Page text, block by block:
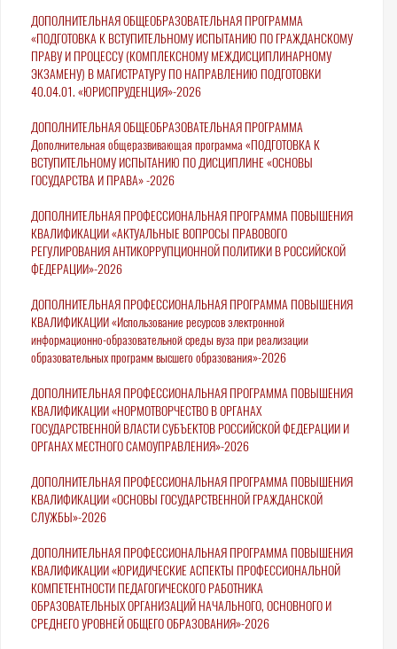
ДОПОЛНИТЕЛЬНАЯ ОБЩЕОБРАЗОВАТЕЛЬНАЯ ПРОГРАММА
«ПОДГОТОВКА К ВСТУПИТЕЛЬНОМУ ИСПЫТАНИЮ ПО ГРАЖДАНСКОМУ
ПРАВУ И ПРОЦЕССУ (КОМПЛЕКСНОМУ МЕЖДИСЦИПЛИНАРНОМУ
ЭКЗАМЕНУ) В МАГИСТРАТУРУ ПО НАПРАВЛЕНИЮ ПОДГОТОВКИ
40.04.01. «ЮРИСПРУДЕНЦИЯ»-2026
ДОПОЛНИТЕЛЬНАЯ ОБЩЕОБРАЗОВАТЕЛЬНАЯ ПРОГРАММА
Дополнительная общеразвивающая программа «ПОДГОТОВКА К
ВСТУПИТЕЛЬНОМУ ИСПЫТАНИЮ ПО ДИСЦИПЛИНЕ «ОСНОВЫ
ГОСУДАРСТВА И ПРАВА» -2026
ДОПОЛНИТЕЛЬНАЯ ПРОФЕССИОНАЛЬНАЯ ПРОГРАММА ПОВЫШЕНИЯ
КВАЛИФИКАЦИИ «АКТУАЛЬНЫЕ ВОПРОСЫ ПРАВОВОГО
РЕГУЛИРОВАНИЯ АНТИКОРРУПЦИОННОЙ ПОЛИТИКИ В РОССИЙСКОЙ
ФЕДЕРАЦИИ»-2026
ДОПОЛНИТЕЛЬНАЯ ПРОФЕССИОНАЛЬНАЯ ПРОГРАММА ПОВЫШЕНИЯ
КВАЛИФИКАЦИИ «Использование ресурсов электронной
информационно-образовательной среды вуза при реализации
образовательных программ высшего образования»-2026
ДОПОЛНИТЕЛЬНАЯ ПРОФЕССИОНАЛЬНАЯ ПРОГРАММА ПОВЫШЕНИЯ
КВАЛИФИКАЦИИ «НОРМОТВОРЧЕСТВО В ОРГАНАХ
ГОСУДАРСТВЕННОЙ ВЛАСТИ СУБЪЕКТОВ РОССИЙСКОЙ ФЕДЕРАЦИИ И
ОРГАНАХ МЕСТНОГО САМОУПРАВЛЕНИЯ»-2026
ДОПОЛНИТЕЛЬНАЯ ПРОФЕССИОНАЛЬНАЯ ПРОГРАММА ПОВЫШЕНИЯ
КВАЛИФИКАЦИИ «ОСНОВЫ ГОСУДАРСТВЕННОЙ ГРАЖДАНСКОЙ
СЛУЖБЫ»-2026
ДОПОЛНИТЕЛЬНАЯ ПРОФЕССИОНАЛЬНАЯ ПРОГРАММА ПОВЫШЕНИЯ
КВАЛИФИКАЦИИ «ЮРИДИЧЕСКИЕ АСПЕКТЫ ПРОФЕССИОНАЛЬНОЙ
КОМПЕТЕНТНОСТИ ПЕДАГОГИЧЕСКОГО РАБОТНИКА
ОБРАЗОВАТЕЛЬНЫХ ОРГАНИЗАЦИЙ НАЧАЛЬНОГО, ОСНОВНОГО И
СРЕДНЕГО УРОВНЕЙ ОБЩЕГО ОБРАЗОВАНИЯ»-2026